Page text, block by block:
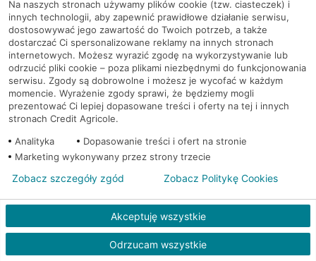
Warszawa, ul. Bora-Komorowskiego 21
Warszawa, ul. Franciszka Kawy 44
Warszawa, ul. Franciszka Kawy 44
Warszawa, ul. Grochowska 249/251
Warszawa, ul. Grochowska 249/251
Warszawa, ul. Grójecka 53/57
Na naszych stronach używamy plików cookie (tzw. ciasteczek) i
innych technologii, aby zapewnić prawidłowe działanie serwisu,
dostosowywać jego zawartość do Twoich potrzeb, a także
dostarczać Ci spersonalizowane reklamy na innych stronach
internetowych. Możesz wyrazić zgodę na wykorzystywanie lub
odrzucić pliki cookie – poza plikami niezbędnymi do funkcjonowania
serwisu. Zgody są dobrowolne i możesz je wycofać w każdym
momencie. Wyrażenie zgody sprawi, że będziemy mogli
prezentować Ci lepiej dopasowane treści i oferty na tej i innych
stronach Credit Agricole.
Analityka
Dopasowanie treści i ofert na stronie
Marketing wykonywany przez strony trzecie
Akceptuję wszystkie
Odrzucam wszystkie
Zobacz szczegóły zgód Zobacz Politykę Cookies